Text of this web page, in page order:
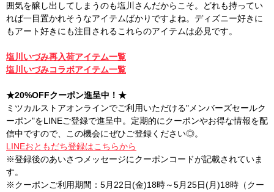
囲気を醸し出してしまうのも塩川さんだからこそ。どれも持ってい
れば一目置かれそうなアイテムばかりですよね。ディズニー好きに
もアート好きにも注目されるこれらのアイテムは必見です。
塩川いづみ再入荷アイテム一覧
塩川いづみコラボアイテム一覧
★20%OFFクーポン進呈中！★
ミツカルストアオンラインでご利用いただける"メンバーズセールク
ーポン"をLINEご登録で進呈中。定期的にクーポンやお得な情報を配
信中ですので、この機会にぜひご登録ください◎。
LINEおともだち登録はこちらから
※登録後のあいさつメッセージにクーポンコードが記載されていま
す。
※クーポンご利用期間：5月22日(金)18時～5月25日(月)18時（クー